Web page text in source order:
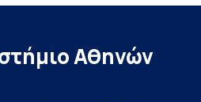
Αθηνών